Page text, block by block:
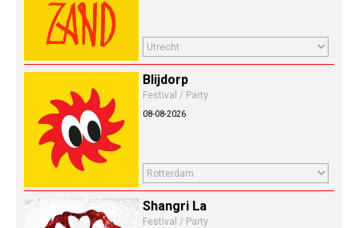
Blijdorp
Festival / Party
08-08-2026
Shangri La
Festival / Party